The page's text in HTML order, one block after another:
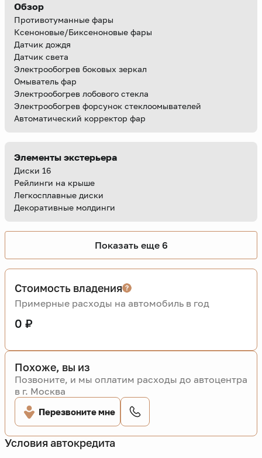
Обзор
Противотуманные фары
Ксеноновые/Биксеноновые фары
Датчик дождя
Датчик света
Электрообогрев боковых зеркал
Омыватель фар
Электрообогрев лобового стекла
Электрообогрев форсунок стеклоомывателей
Автоматический корректор фар
Элементы экстерьера
Диски 16
Рейлинги на крыше
Легкосплавные диски
Декоративные молдинги
Показать еще 6
Условия автокредита
Стоимость владения
Примерные расходы на автомобиль в год
0 ₽
Похоже, вы из
Позвоните, и мы оплатим расходы до автоцентра
в г. Москва
Перезвоните мне